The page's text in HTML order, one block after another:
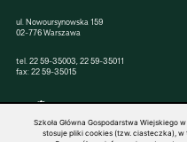
ul. Nowoursynowska 159
02-776 Warszawa
tel.22 59-35003,22 59-35011
fax: 22 59-35015
Szkoła Główna Gospodarstwa Wiejskiego
stosuje pliki cookies (tzw. ciasteczka),